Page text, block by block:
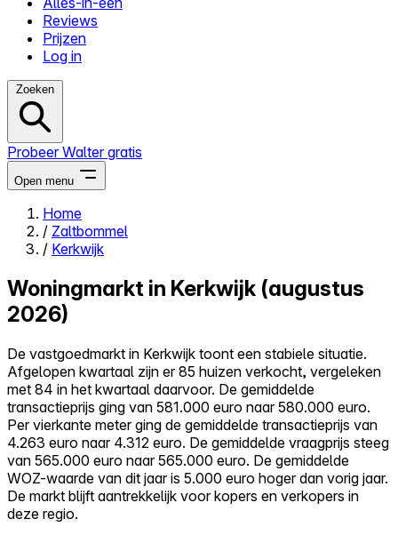
Reviews
Prijzen
Log in
Zoeken
Probeer Walter gratis
Open menu
Close menu
Alles-in-één
Reviews
Prijzen
Log in
Probeer Walter gratis
Home
/ Zaltbommel
/ Kerkwijk
Woningmarkt in Kerkwijk (augustus
2026)
De vastgoedmarkt in Kerkwijk toont een stabiele situatie.
Afgelopen kwartaal zijn er 85 huizen verkocht, vergeleken
met 84 in het kwartaal daarvoor. De gemiddelde
transactieprijs ging van 581.000 euro naar 580.000 euro.
Per vierkante meter ging de gemiddelde transactieprijs van
4.263 euro naar 4.312 euro. De gemiddelde vraagprijs steeg
van 565.000 euro naar 565.000 euro. De gemiddelde
WOZ-waarde van dit jaar is 5.000 euro hoger dan vorig jaar.
De markt blijft aantrekkelijk voor kopers en verkopers in
deze regio.